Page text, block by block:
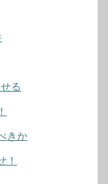
る
きか
！